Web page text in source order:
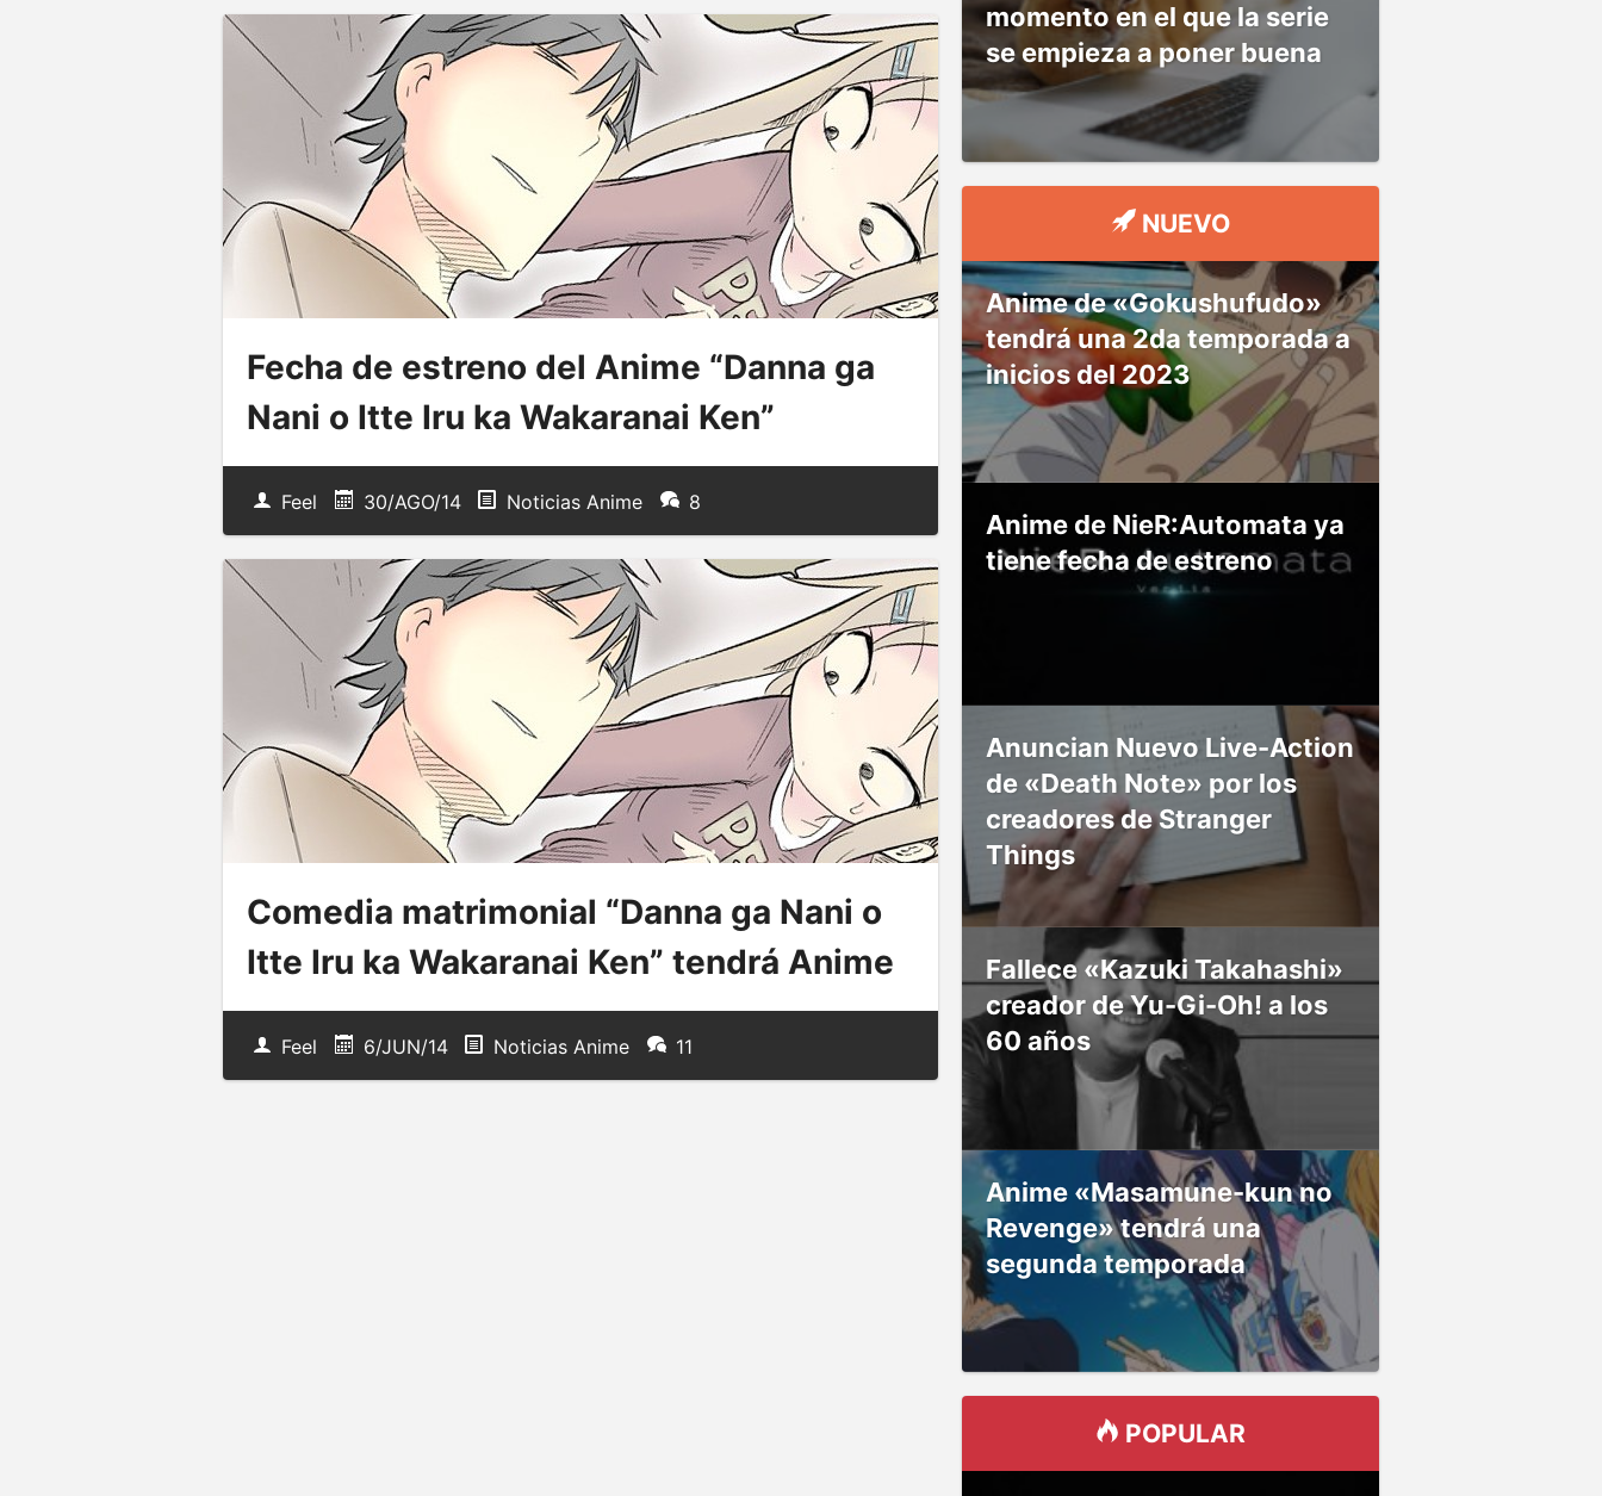
Fecha de estreno del Anime “Danna ga
Nani o Itte Iru ka Wakaranai Ken”
Feel 30/AGO/14 Noticias Anime 8
Comedia matrimonial “Danna ga Nani o
Itte Iru ka Wakaranai Ken” tendrá Anime
Feel 6/JUN/14 Noticias Anime 11
momento en el que la serie
se empieza a poner buena
NUEVO
Anime de «Gokushufudo»
tendrá una 2da temporada a
inicios del 2023
Anime de NieR:Automata ya
tiene fecha de estreno
Anuncian Nuevo Live-Action
de «Death Note» por los
creadores de Stranger
Things
Fallece «Kazuki Takahashi»
creador de Yu-Gi-Oh! a los
60 años
Anime «Masamune-kun no
Revenge» tendrá una
segunda temporada
POPULAR